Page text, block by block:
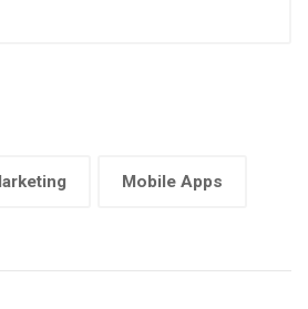
Mobile Apps